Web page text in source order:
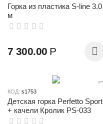
Горка из пластика S-line 3.0
м
7 300.00 Р
КОД: s1753
Детская горка Perfetto Sport
+ качели Кролик PS-033